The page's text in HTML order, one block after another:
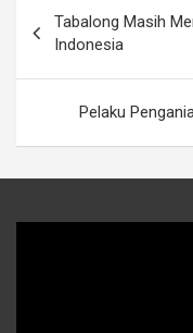
pos
Tabalong Masih
Indonesia
Pelaku